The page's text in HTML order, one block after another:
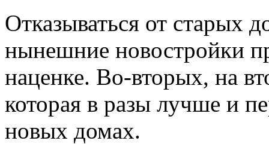
Отказываться от старых
нынешние новостройки
наценке. Во-вторых, на
которая в разы лучше и
новых домах.